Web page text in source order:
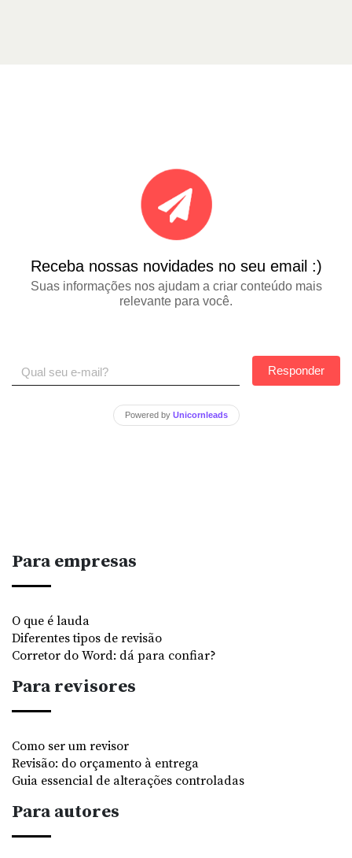
Receba nossas novidades no seu email :)
Suas informações nos ajudam a criar conteúdo mais
relevante para você.
Responder
Powered by Unicornleads
Para empresas
O que é lauda
Diferentes tipos de revisão
Corretor do Word: dá para confiar?
Para revisores
Como ser um revisor
Revisão: do orçamento à entrega
Guia essencial de alterações controladas
Para autores